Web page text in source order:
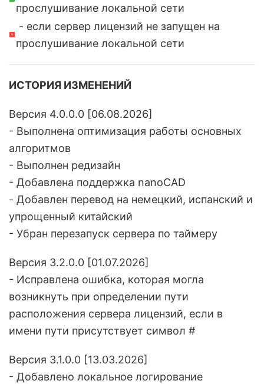
прослушивание локальной сети
- если сервер лицензий не запущен на
прослушивание локальной сети
ИСТОРИЯ ИЗМЕНЕНИЙ
Версия 4.0.0.0 [06.08.2026]
- Выполнена оптимизация работы основных
алгоритмов
- Выполнен редизайн
- Добавлена поддержка nanoCAD
- Добавлен перевод на немецкий, испанский и
упрощенный китайский
- Убран перезапуск сервера по таймеру
Версия 3.2.0.0 [01.07.2026]
- Исправлена ошибка, которая могла
возникнуть при определении пути
расположения сервера лицензий, если в
имени пути присутствует символ #
Версия 3.1.0.0 [13.03.2026]
- Добавлено локальное логирование